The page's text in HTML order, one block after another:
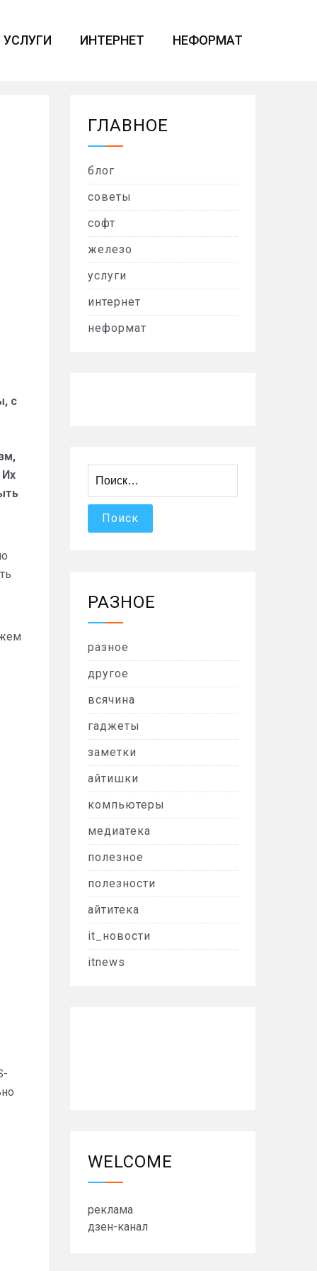
УСЛУГИ ИНТЕРНЕТ НЕФОРМАТ
с
ГЛАВНОЕ
блог
советы
софт
железо
услуги
интернет
неформат
РАЗНОЕ
разное
другое
всячина
гаджеты
заметки
айтишки
компьютеры
медиатека
полезное
полезности
айтитека
it_новости
itnews
WELCOME
реклама
дзен-канал